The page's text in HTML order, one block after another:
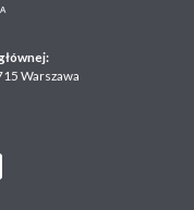
Warszawa